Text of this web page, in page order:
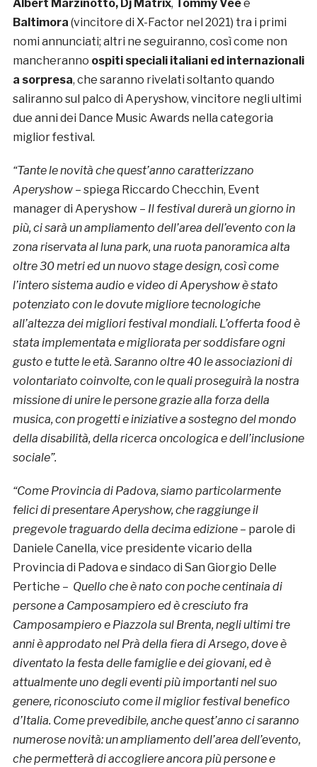
Albert Marzinotto, Dj Matrix, Tommy Veee
Baltimora (vincitore di X-Factor nel 2021) tra i primi
nomi annunciati; altri ne seguiranno, così come non
mancheranno ospiti speciali italiani ed internazionali
a sorpresa, che saranno rivelati soltanto quando
saliranno sul palco di Aperyshow, vincitore negli ultimi
due anni dei Dance Music Awards nella categoria
miglior festival.
“Tante le novità che quest’anno caratterizzano
Aperyshow– spiega Riccardo Checchin, Event
manager di Aperyshow – Il festival durerà un giorno in
più, ci sarà un ampliamento dell’area dell’evento con la
zona riservata al luna park, una ruota panoramica alta
oltre 30 metri ed un nuovo stage design, così come
l’intero sistema audio e video di Aperyshow è stato
potenziato con le dovute migliore tecnologiche
all’altezza dei migliori festival mondiali. L’offerta food è
stata implementata e migliorata per soddisfare ogni
gusto e tutte le età. Saranno oltre 40 le associazioni di
volontariato coinvolte, con le quali proseguirà la nostra
missione di unire le persone grazie alla forza della
musica, con progetti e iniziative a sostegno del mondo
della disabilità, della ricerca oncologica e dell’inclusione
sociale”.
“Come Provincia di Padova, siamo particolarmente
felici di presentare Aperyshow, che raggiunge il
pregevole traguardo della decima edizione– parole di
Daniele Canella, vice presidente vicario della
Provincia di Padova e sindaco di San Giorgio Delle
Pertiche – Quello che è nato con poche centinaia di
persone a Camposampiero ed è cresciuto fra
Camposampiero e Piazzola sul Brenta, negli ultimi tre
anni è approdato nel Prà della fiera di Arsego, dove è
diventato la festa delle famiglie e dei giovani, ed è
attualmente uno degli eventi più importanti nel suo
genere, riconosciuto come il miglior festival benefico
d’Italia. Come prevedibile, anche quest’anno ci saranno
numerose novità: un ampliamento dell’area dell’evento,
che permetterà di accogliere ancora più persone e